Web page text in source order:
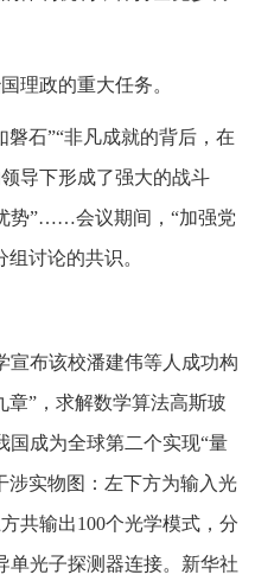
理政的重大任务。
石”“非凡成就的背后，在
导下形成了强大的战斗
势”……会议期间，“加强党
讨论的共识。
宣布该校潘建伟等人成功构
章”，求解数学算法高斯玻
国成为全球第二个实现“量
涉实物图：左下方为输入光
共输出100个光学模式，分
单光子探测器连接。新华社